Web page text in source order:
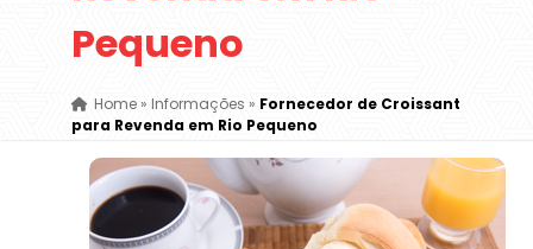
Pequeno
Home» Informações » Fornecedor de Croissant
para Revenda em Rio Pequeno